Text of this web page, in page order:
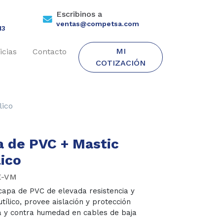
Escribinos a
ventas@competsa.com
Contacto
MI
COTIZACIÓN
de PVC + Mastic
VM
de PVC de elevada resistencia y
provee aislación y protección
y contra humedad en cables de baja